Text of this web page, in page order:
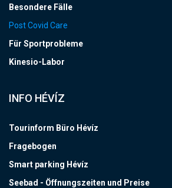
Besondere Fälle
Post Covid Care
Für Sportprobleme
Kinesio-Labor
INFO HÉVÍZ
Tourinform Büro Hévíz
Fragebogen
Smart parking Hévíz
Seebad - Öffnungszeiten und Preise